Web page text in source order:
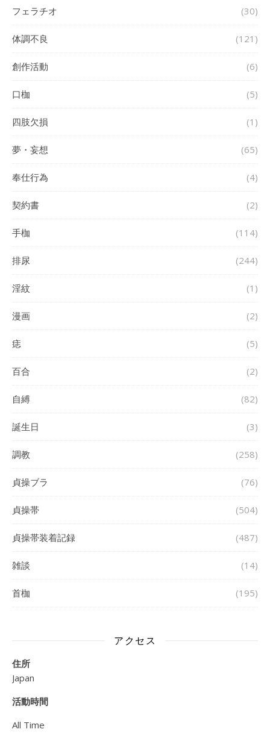
フェラチオ (30)
体調不良 (121)
創作活動 (6)
口枷 (5)
四肢欠損 (1)
夢・妄想 (65)
奉仕行為 (4)
契約書 (2)
手枷 (114)
排尿 (244)
淫紋 (1)
漫画 (2)
痣 (5)
百合 (2)
自縛 (82)
誕生日 (3)
調教 (258)
貞操ブラ (76)
貞操帯 (504)
貞操帯装着記録 (487)
雑談 (14)
首枷 (195)
アクセス
住所
Japan
活動時間
All Time